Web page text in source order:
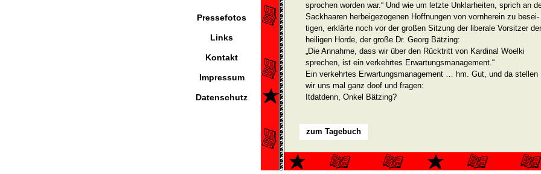
Pressefotos
Links
Kontakt
Impressum
Datenschutz
sprochen worden war.“ Und wie um letzte Unklarheiten, sprich an
Sackhaaren herbeigezogenen Hoffnungen von vornherein zu besei­
tigen, erklärte noch vor der großen Sitzung der liberale Vorsit­zer der
heiligen Horde, der große Dr. Georg Bätzing:
„Die Annahme, dass wir über den Rücktritt von Kardinal Woelki
sprechen, ist ein verkehrtes Erwartungsmanagement.“
Ein verkehrtes Erwartungsmanagement … hm. Gut, und da stellen
wir uns mal ganz doof und fragen:
Itdatdenn, Onkel Bätzing?
zum Tagebuch